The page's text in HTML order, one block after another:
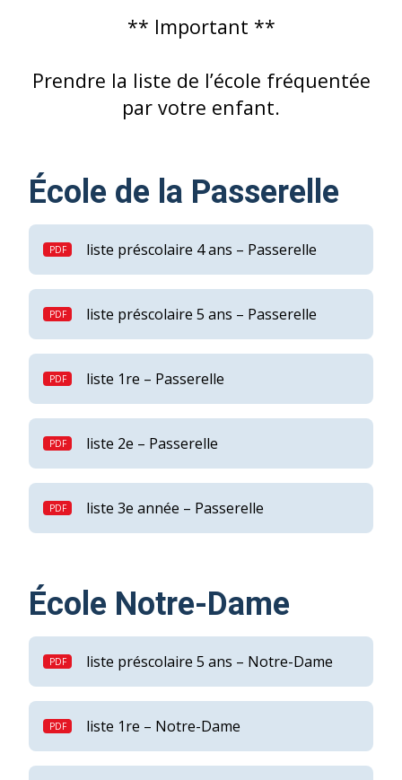
** Important **
Prendre la liste de l’école fréquentée
par votre enfant.
École de la Passerelle
liste préscolaire 4 ans – Passerelle
liste préscolaire 5 ans – Passerelle
liste 1re – Passerelle
liste 2e – Passerelle
liste 3e année – Passerelle
École Notre-Dame
liste préscolaire 5 ans – Notre-Dame
liste 1re – Notre-Dame